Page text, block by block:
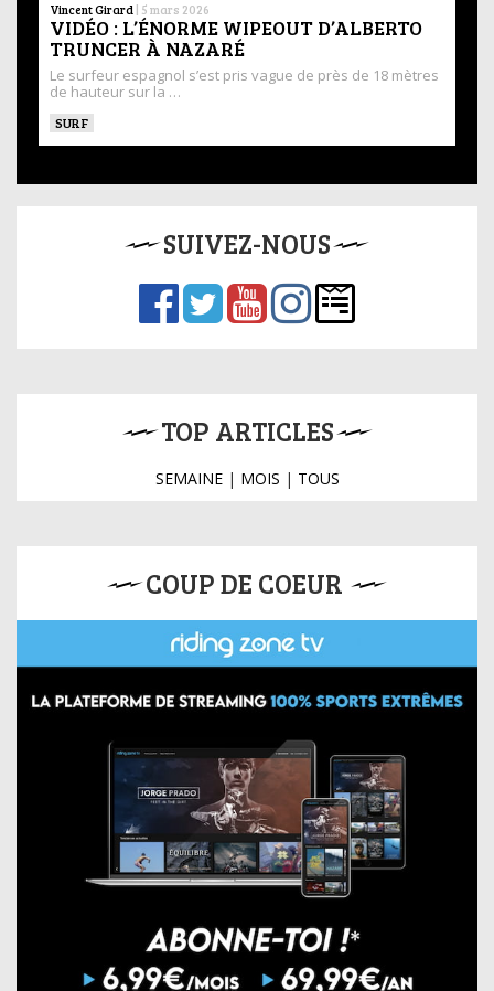
Vincent Girard | 5 mars 2026
VIDÉO : L’ÉNORME WIPEOUT D’ALBERTO
TRUNCER À NAZARÉ
Le surfeur espagnol s’est pris vague de près de 18 mètres
de hauteur sur la …
SURF
SUIVEZ-NOUS
TOP ARTICLES
SEMAINE| MOIS | TOUS
COUP DE COEUR